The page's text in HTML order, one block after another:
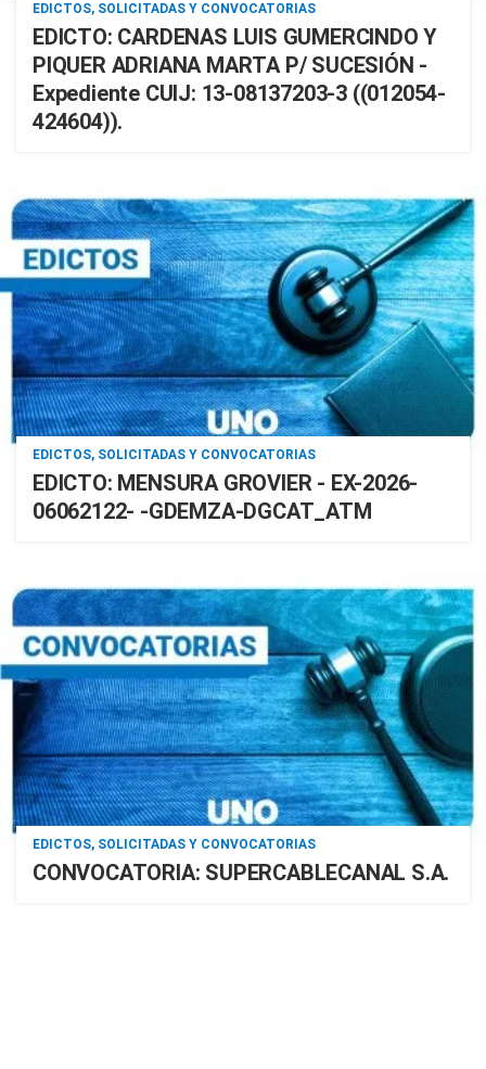
EDICTOS, SOLICITADAS Y CONVOCATORIAS
EDICTO: CARDENAS LUIS GUMERCINDO Y
PIQUER ADRIANA MARTA P/ SUCESIÓN -
Expediente CUIJ: 13-08137203-3 ((012054-
424604)).
EDICTOS, SOLICITADAS Y CONVOCATORIAS
EDICTO: MENSURA GROVIER - EX-2026-
06062122- -GDEMZA-DGCAT_ATM
EDICTOS, SOLICITADAS Y CONVOCATORIAS
CONVOCATORIA: SUPERCABLECANAL S.A.